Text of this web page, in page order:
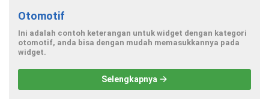
Otomotif
Ini adalah contoh keterangan untuk widget dengan kategori
otomotif, anda bisa dengan mudah memasukkannya pada
widget.
Selengkapnya